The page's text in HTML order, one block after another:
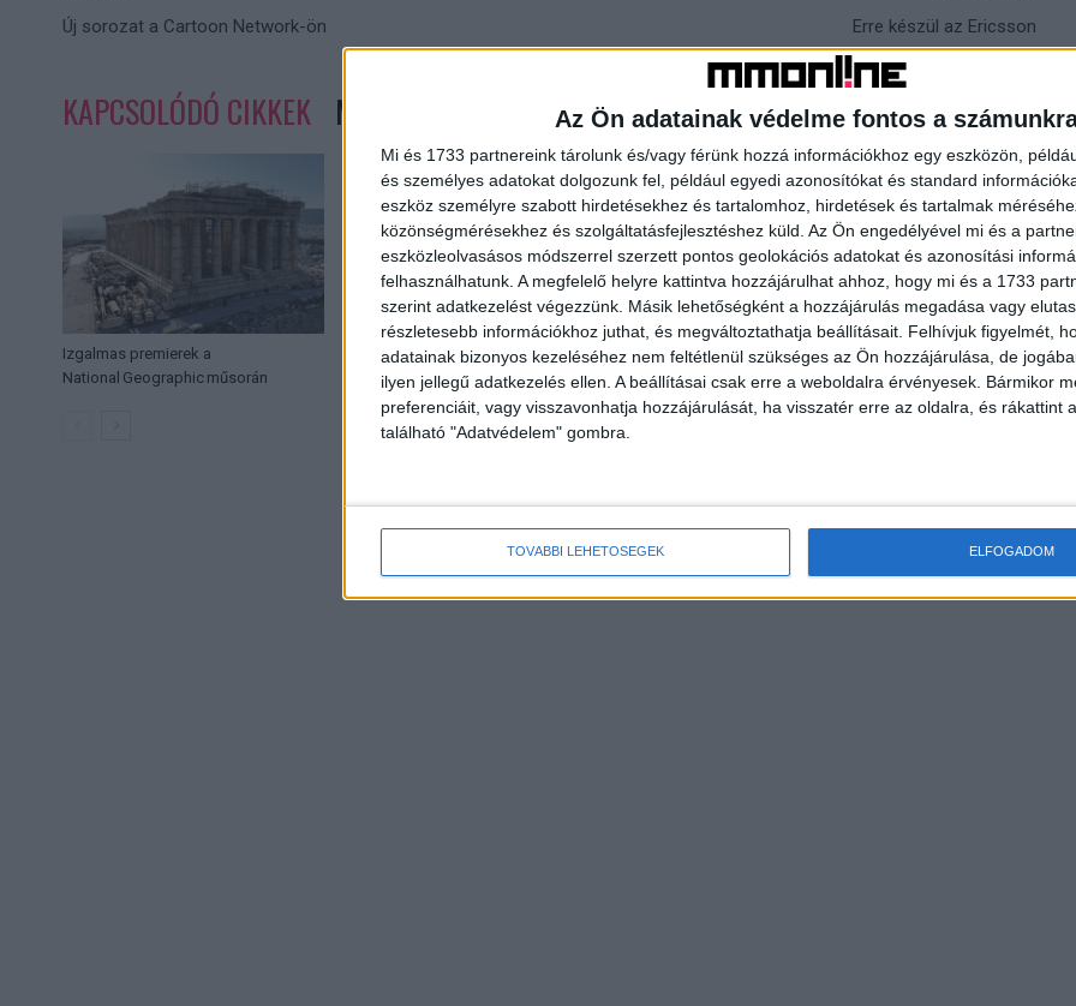
Az Ön adatainak védelme fontos a
Mi és 1733 partnereink tárolunk és/vagy férünk hozzá információkhoz egy eszközön,
és személyes adatokat dolgozunk fel, például egyedi azonosítókat és standard
eszköz személyre szabott hirdetésekhez és tartalomhoz, hirdetések és tartalmak
közönségmérésekhez és szolgáltatásfejlesztéshez küld. Az Ön engedélyével mi és a
eszközleolvasásos módszerrel szerzett pontos geolokációs adatokat és azonosítási
felhasználhatunk. A megfelelő helyre kattintva hozzájárulhat ahhoz, hogy mi és a 1733
szerint adatkezelést végezzünk. Másik lehetőségként a hozzájárulás megadása vagy
részletesebb információkhoz juthat, és megváltoztathatja beállításait. Felhívjuk figyelmét,
adatainak bizonyos kezeléséhez nem feltétlenül szükséges az Ön hozzájárulása, de
ilyen jellegű adatkezelés ellen. A beállításai csak erre a weboldalra érvényesek. Bármikor
preferenciáit, vagy visszavonhatja hozzájárulását, ha visszatér erre az oldalra, és rákattint
található "Adatvédelem" gombra.
TOVÁBBI LEHETŐSÉGEK ELFOGADOM
Új sorozat a Cartoon Network-ön Erre készül az Ericsson
KAPCSOLÓDÓ CIKKEK MORE FROM AUTHOR
Izgalmas premierek a
National Geographic műsorán
Versenyben a legjobb filmnek járó FIPRESCI
Nagydíjért a Csendes barát
Kulináris kalandok a TV Paprika új
sorozataival